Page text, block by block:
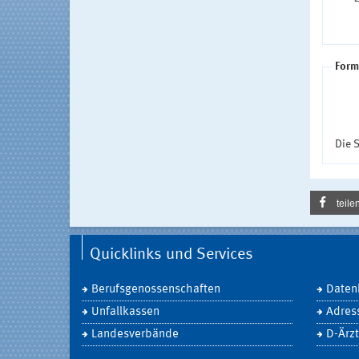
Die
Quicklinks und Services
Berufsgenossenschaften
Unfallkassen
Landesverbände
D-